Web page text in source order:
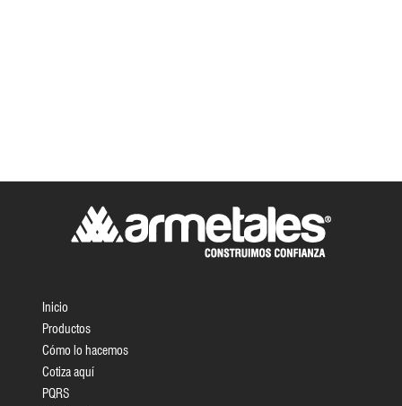
Inicio
Productos
Cómo lo hacemos
Cotiza aquí
PQRS